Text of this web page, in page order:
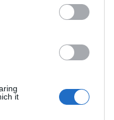
it
Kertészete
Hírlevél feliratkozás